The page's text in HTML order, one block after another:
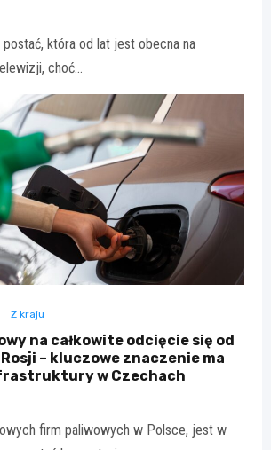
postać, która od lat jest obecna na
choć…
Z kraju
na całkowite odcięcie się od
– kluczowe znaczenie ma
w Czechach
firm paliwowych w Polsce, jest w